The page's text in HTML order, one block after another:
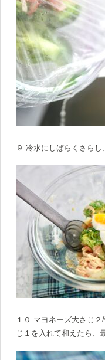
９.冷水にしばらくさらし
１０.マヨネーズ大さじ
じ１を入れて和えたら、